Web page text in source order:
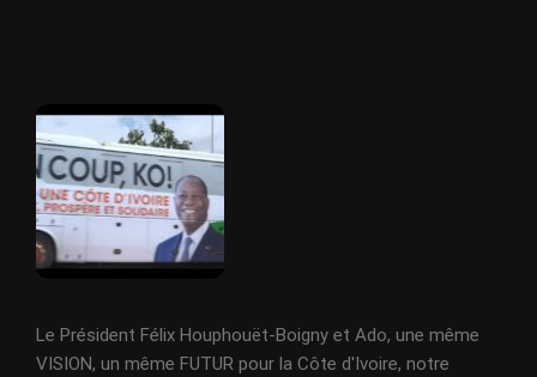
Le Président Félix Houphouët-Boigny et Ado, une même
VISION, un même FUTUR pour la Côte d'Ivoire, notre